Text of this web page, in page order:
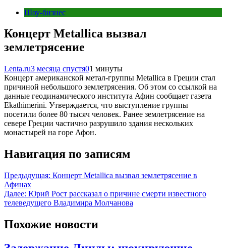
Шоу-бизнес
Концерт Metallica вызвал
землетрясение
Lenta.ru3 месяца спустя01 минуты
Концерт американской метал-группы Metallica в Греции стал
причиной небольшого землетрясения. Об этом со ссылкой на
данные геодинамического института Афин сообщает газета
Ekathimerini. Утверждается, что выступление группы
посетили более 80 тысяч человек. Ранее землетрясение на
севере Греции частично разрушило здания нескольких
монастырей на горе Афон.
Навигация по записям
Предыдущая: Концерт Metallica вызвал землетрясение в
Афинах
Далее: Юрий Рост рассказал о причине смерти известного
телеведущего Владимира Молчанова
Похожие новости